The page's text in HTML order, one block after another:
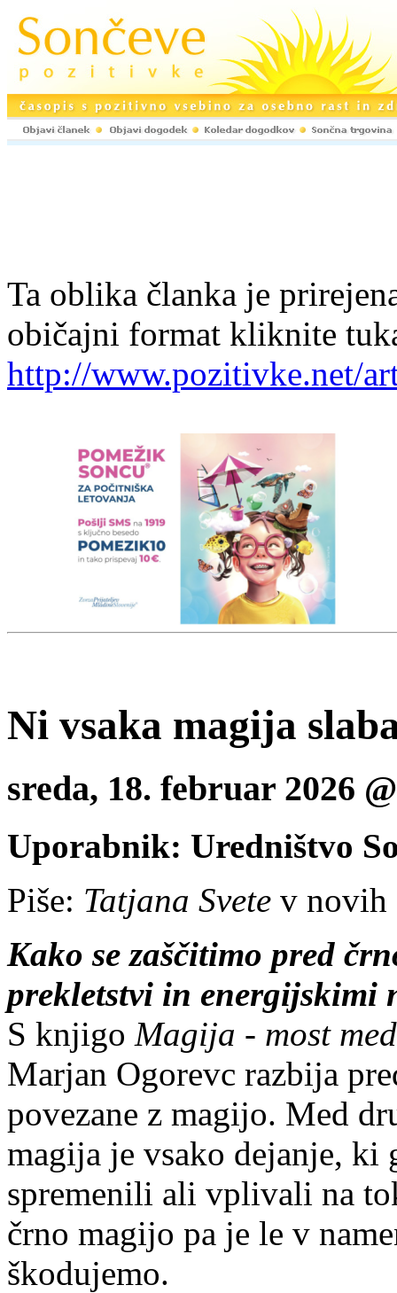
Ta oblika članka je
običajni format kliknite
http://www.pozitivke.net/
Ni vsaka magija
sreda, 18. februar 2026
Uporabnik: Uredništvo
Piše: Tatjana Svete v
Kako se zaščitimo pred
prekletstvi in energijskimi
S knjigo Magija - most
Marjan Ogorevc razbija
povezane z magijo. Med
magija je vsako dejanje, ki
spremenili ali vplivali na
črno magijo pa je le v
škodujemo.